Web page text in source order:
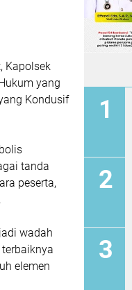
Kapolsek
yang
Kondusif
tanda
peserta,
wadah
elemen